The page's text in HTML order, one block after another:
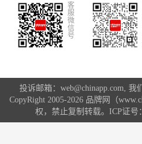
客
服
微
信
号
投诉邮箱：web@chinapp.com, 我
CopyRight 2005-2026 品牌网（
权，禁止复制转载。ICP证号